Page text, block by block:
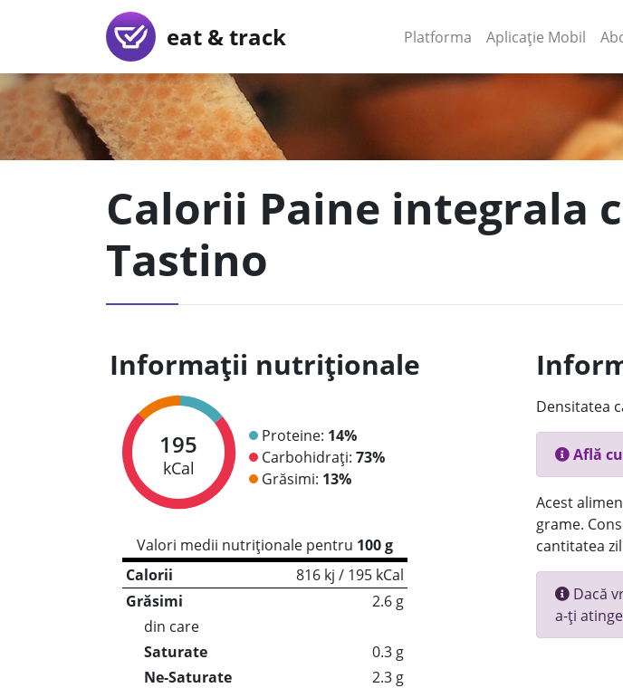
eat & track Platforma (current)
Aplicație Mobil
Calorii Paine integrala
Tastino
Informații nutriționale
195
kCal
Proteine: 14%
Carbohidrați: 73%
Grăsimi: 13%
Valori medii nutriționale pentru 100 g
Calorii
816 kj / 195 kCal
Grăsimi
2.6 g
din care
Saturate
0.3 g
Ne-Saturate
2.3 g
Densitatea
Află
Acest
grame.
cantitatea
Dacă
a-ți